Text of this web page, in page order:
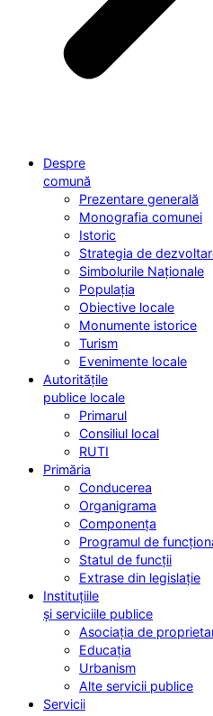
Despre
comună
Prezentare generală
Monografia comunei
Istoric
Strategia de
Simbolurile Naționale
Populația
Obiective locale
Monumente istorice
Turism
Evenimente locale
Autoritățile
publice locale
Primarul
Consiliul local
RUTI
Primăria
Conducerea
Organigrama
Componența
Programul de
Statul de funcții
Extrase din legislație
Instituțiile
și serviciile publice
Asociația de
Educația
Urbanism
Alte servicii publice
Servicii